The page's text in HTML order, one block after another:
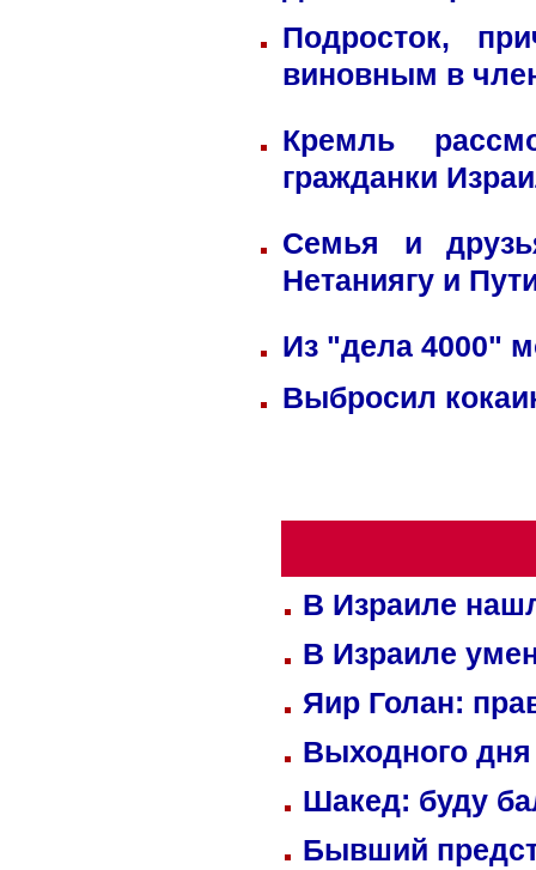
Подросток,
виновным в
Кремль
гражданки
Семья и
Нетаниягу и
Из "дела 4000"
Выбросил
В Израиле
В Израиле
Яир Голан:
Выходного
Шакед: буду
Бывший